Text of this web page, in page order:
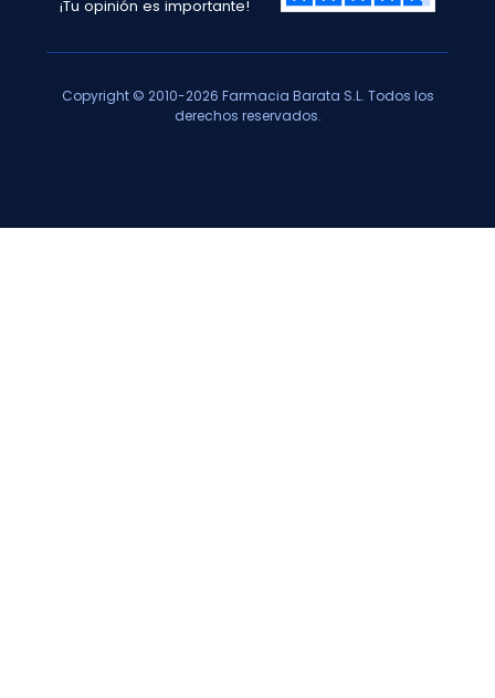
¡Tu opinión es importante!
Copyright © 2010-2026 Farmacia Barata S.L. Todos los
derechos reservados.